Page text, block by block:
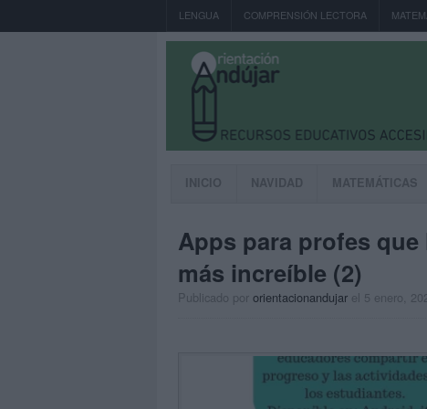
LENGUA COMPRENSIÓN LECTORA
INICIO NAVIDAD MATEMÁTICAS
Apps para profes
más increíble (2)
Publicado por orientacionandujar el 5 enero,